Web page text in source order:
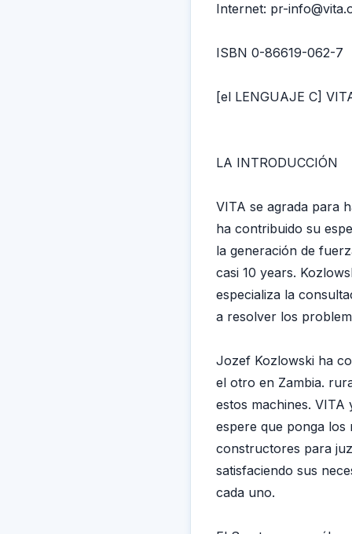
Internet: pr-
ISBN 0-86619-062-7
[el LENGUAJE C]
LA INTRODUCCIÓN
VITA se agrada para
ha contribuido su
la generación de
casi 10 years.
especializa la
a resolver los
Jozef Kozlowski ha
el otro en Zambia.
estos machines.
espere que ponga
constructores para
satisfaciendo sus
cada uno.